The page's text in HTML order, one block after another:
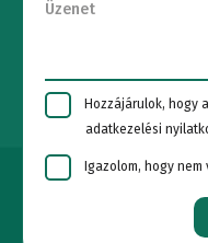
Hozzájárulok, hogy
adatkezelési
Igazolom, hogy